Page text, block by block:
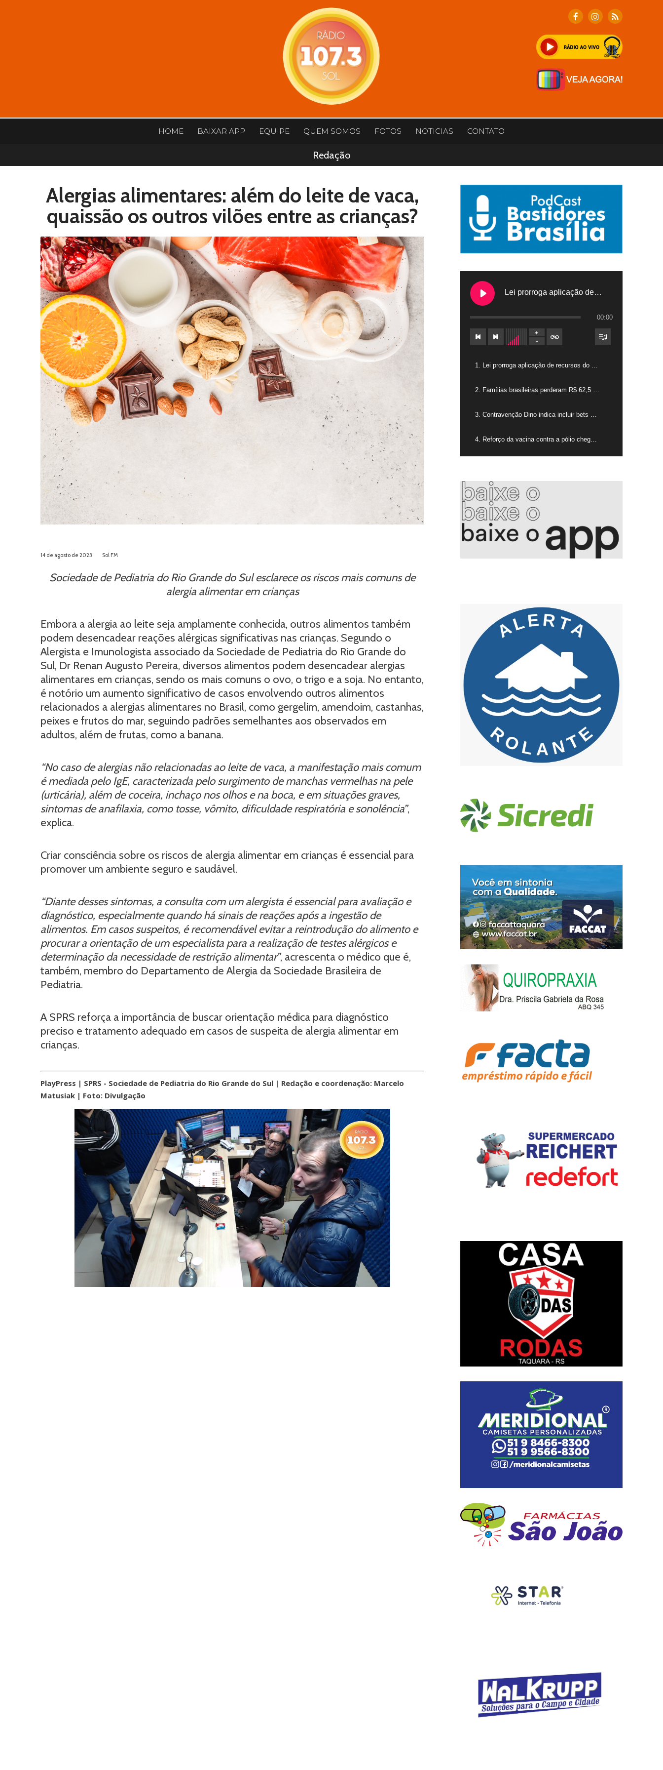
HOME BAIXAR APP EQUIPE QUEM SOMOS FOTOS NOTICIAS CONTATO
Redação
Alergias alimentares: além do leite de vaca,
quaissão os outros vilões entre as crianças?
14 de agosto de 2023 Sol FM
Sociedade de Pediatria do Rio Grande do Sul esclarece os riscos mais comuns de
alergia alimentar em crianças
Embora a alergia ao leite seja amplamente conhecida, outros alimentos também
podem desencadear reações alérgicas significativas nas crianças. Segundo o
Alergista e Imunologista associado da Sociedade de Pediatria do Rio Grande do
Sul, Dr Renan Augusto Pereira, diversos alimentos podem desencadear alergias
alimentares em crianças, sendo os mais comuns o ovo, o trigo e a soja. No entanto,
é notório um aumento significativo de casos envolvendo outros alimentos
relacionados a alergias alimentares no Brasil, como gergelim, amendoim, castanhas,
peixes e frutos do mar, seguindo padrões semelhantes aos observados em
adultos, além de frutas, como a banana.
“No caso de alergias não relacionadas ao leite de vaca, a manifestação mais comum
é mediada pelo IgE, caracterizada pelo surgimento de manchas vermelhas na pele
(urticária), além de coceira, inchaço nos olhos e na boca, e em situações graves,
sintomas de anafilaxia, como tosse, vômito, dificuldade respiratória e sonolência”,
explica.
Criar consciência sobre os riscos de alergia alimentar em crianças é essencial para
promover um ambiente seguro e saudável.
“Diante desses sintomas, a consulta com um alergista é essencial para avaliação e
diagnóstico, especialmente quando há sinais de reações após a ingestão de
alimentos. Em casos suspeitos, é recomendável evitar a reintrodução do alimento e
procurar a orientação de um especialista para a realização de testes alérgicos e
determinação da necessidade de restrição alimentar”, acrescenta o médico que é,
também, membro do Departamento de Alergia da Sociedade Brasileira de
Pediatria.
A SPRS reforça a importância de buscar orientação médica para diagnóstico
preciso e tratamento adequado em casos de suspeita de alergia alimentar em
crianças.
PlayPress | SPRS - Sociedade de Pediatria do Rio Grande do Sul | Redação e coordenação: Marcelo
Matusiak | Foto: Divulgação
Lei prorroga aplicação de recursos do FGTS em hospitais filantrópicos
00:00